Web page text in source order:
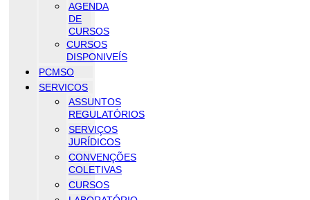
AGENDA
DE
CURSOS
CURSOS
DISPONIVEÍS
PCMSO
SERVICOS
ASSUNTOS
REGULATÓRIOS
SERVIÇOS
JURÍDICOS
CONVENÇÕES
COLETIVAS
CURSOS